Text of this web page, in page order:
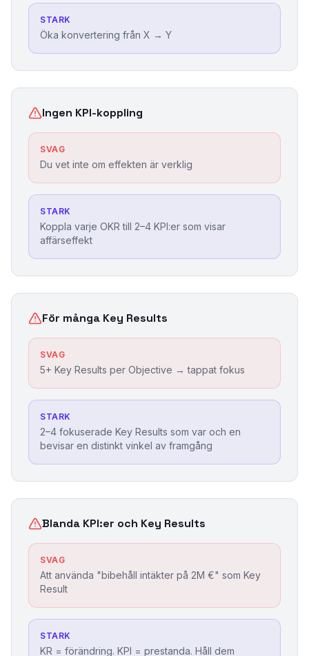
STARK
Öka konvertering från X → Y
Ingen KPI-koppling
SVAG
Du vet inte om effekten är verklig
STARK
Koppla varje OKR till 2–4 KPI:er som visar
affärseffekt
För många Key Results
SVAG
5+ Key Results per Objective → tappat fokus
STARK
2–4 fokuserade Key Results som var och en
bevisar en distinkt vinkel av framgång
Blanda KPI:er och Key Results
SVAG
Att använda "bibehåll intäkter på 2M €" som Key
Result
STARK
KR = förändring. KPI = prestanda. Håll dem